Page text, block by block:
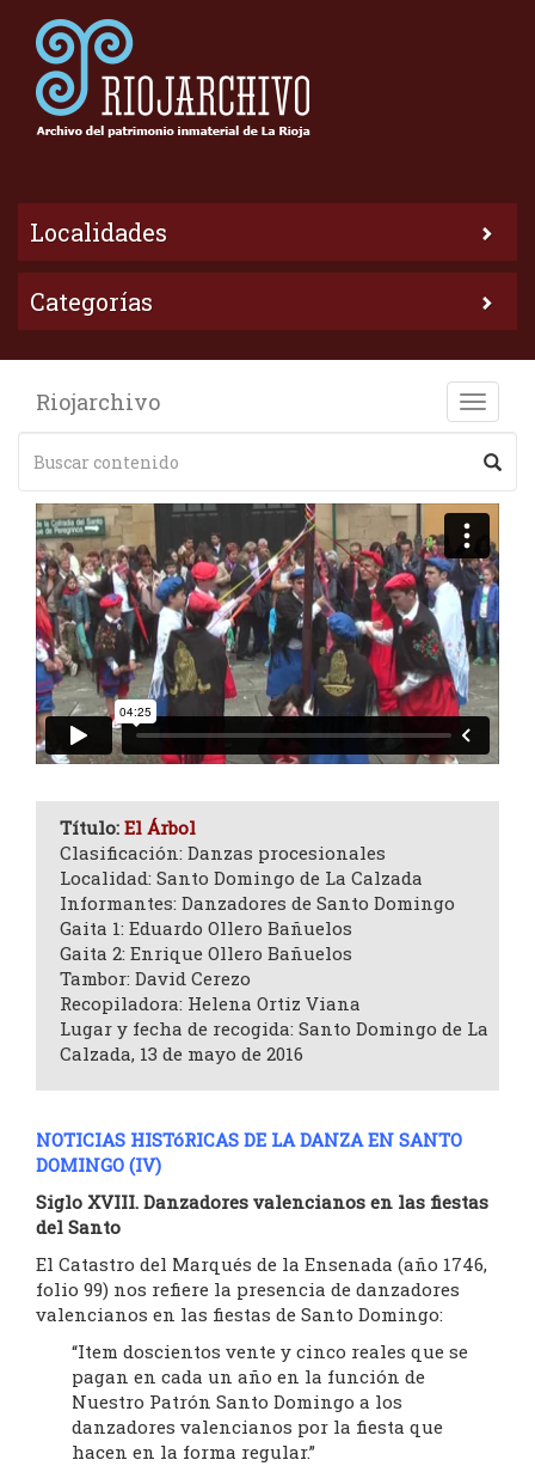
Localidades
Categorías
Toggle
Riojarchivo
Título: El Árbol
Clasificación: Danzas procesionales
Localidad: Santo Domingo de La Calzada
Informantes: Danzadores de Santo Domingo
Gaita 1: Eduardo Ollero Bañuelos
Gaita 2: Enrique Ollero Bañuelos
Tambor: David Cerezo
Recopiladora: Helena Ortiz Viana
Lugar y fecha de recogida: Santo Domingo de La
Calzada, 13 de mayo de 2016
NOTICIAS HISTóRICAS DE LA DANZA EN SANTO
DOMINGO (IV)
Siglo XVIII. Danzadores valencianos en las fiestas
del Santo
El Catastro del Marqués de la Ensenada (año 1746,
folio 99) nos refiere la presencia de danzadores
valencianos en las fiestas de Santo Domingo:
“Item doscientos vente y cinco reales que se
pagan en cada un año en la función de
Nuestro Patrón Santo Domingo a los
danzadores valencianos por la fiesta que
hacen en la forma regular.”